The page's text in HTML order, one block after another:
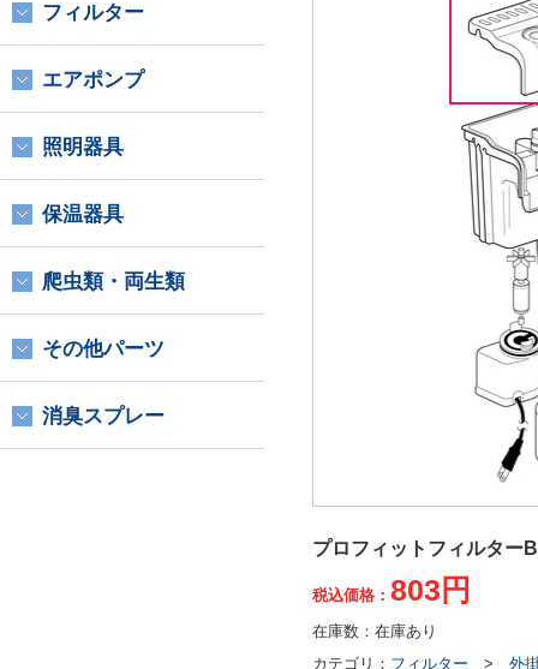
プロフィットフィルター
税込価格： 803円
在庫数： 在庫あり
カテゴリ： フィルター > 外
フィルター
エアポンプ
照明器具
保温器具
爬虫類・両生類
その他パーツ
消臭スプレー